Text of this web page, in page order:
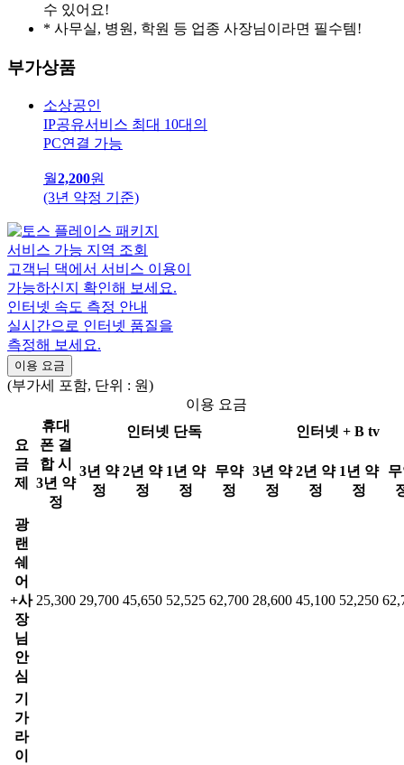
수 있어요!
* 사무실, 병원, 학원 등 업종 사장님이라면 필수템!
부가상품
소상공인
IP공유서비스 최대 10대의
PC연결 가능
월2,200원
(3년 약정 기준)
서비스 가능 지역 조회
고객님 댁에서 서비스 이용이
가능하신지 확인해 보세요.
인터넷 속도 측정 안내
실시간으로 인터넷 품질을
측정해 보세요.
이용 요금
(부가세 포함, 단위 : 원)
이용 요금
요
금
제
휴대
폰 결
합 시
3년 약
정
인터넷 단독 인터넷 + B tv
3년 약
정
2년 약
정
1년 약
정
무약
정
3년 약
정
2년 약
정
1년 약
정
광
랜
쉐
어
+사
장
님
안
심
25,300 29,700 45,650 52,525 62,700 28,600 45,100 52,250
기
가
라
이